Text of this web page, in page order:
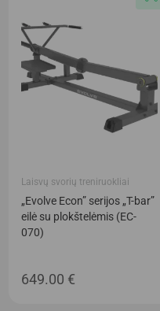
Laisvų svorių treniruokliai
„Evolve Econ” serijos „T-bar”
eilė su plokštelėmis (EC-
070)
649.00 €